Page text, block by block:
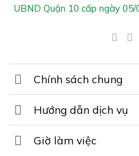
UBND Quận 10 cấp ngày
Chính sách chung
Hướng dẫn dịch vụ
Giờ làm việc